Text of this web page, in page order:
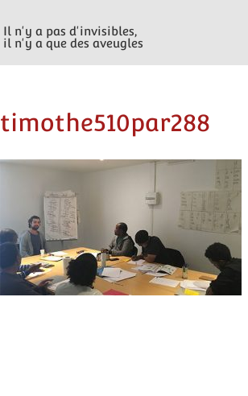
Il n'y a pas d'invisibles,
il n'y a que des aveugles
timothe510par288